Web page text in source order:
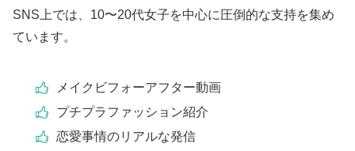
SNS上では、10〜20代女子を中心に圧倒的な支持を集め
ています。
メイクビフォーアフター動画
プチプラファッション紹介
恋愛事情のリアルな発信